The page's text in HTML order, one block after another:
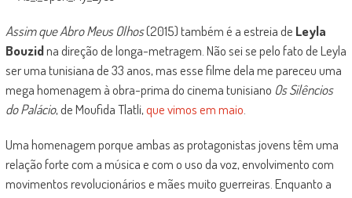
Assim que Abro Meus Olhos(2015) também é a estreia de Leyla
Bouzidna direção de longa-metragem. Não sei se pelo fato de Leyla
ser uma tunisiana de 33 anos, mas esse filme dela me pareceu uma
mega homenagem à obra-prima do cinema tunisiano Os Silêncios
do Palácio, de Moufida Tlatli,que vimos em maio
Uma homenagem porque ambas as protagonistas jovens têm uma
relação forte com a música e com o uso da voz, envolvimento com
movimentos revolucionários e mães muito guerreiras. Enquanto a